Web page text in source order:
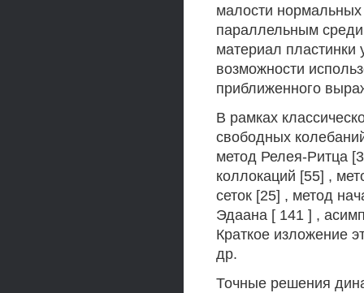
малости
параллельным
материал пластинки
возможности
приближенного
В рамках
свободных
метод Релея-Ритца
коллокаций [55] ,
сеток [25] , метод
Эдаана [ 141 ] ,
Краткое изложение
др.
Точные решения